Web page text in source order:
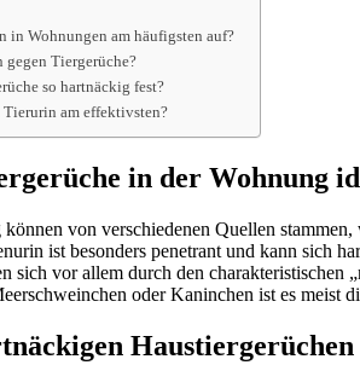
in Wohnungen am häufigsten auf?
gegen Tiergerüche?
so hartnäckig fest?
am effektivsten?
in der Wohnung
von verschiedenen Quellen
ist besonders penetrant und kann sich
sich vor allem durch den
oder Kaninchen ist es meist
Haustiergerüchen